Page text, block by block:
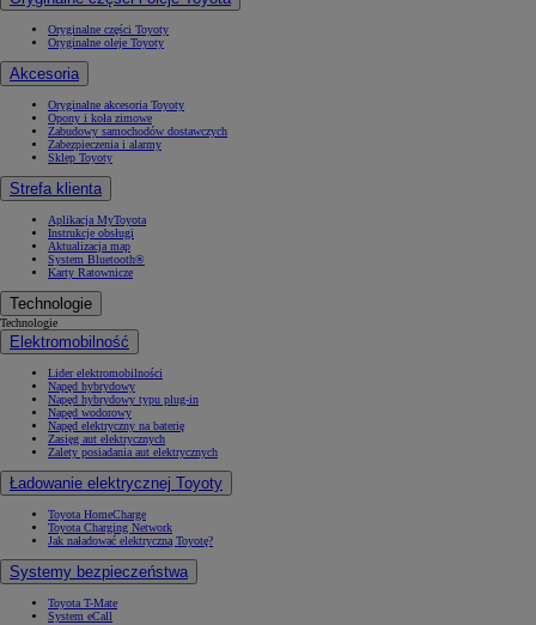
Oryginalne części Toyoty
Oryginalne oleje Toyoty
Akcesoria
Oryginalne akcesoria Toyoty
Opony i koła zimowe
Zabudowy samochodów dostawczych
Zabezpieczenia i alarmy
Sklep Toyoty
Strefa klienta
Aplikacja MyToyota
Instrukcje obsługi
Aktualizacja map
System Bluetooth®
Karty Ratownicze
Technologie
Technologie
Elektromobilność
Lider elektromobilności
Napęd hybrydowy
Napęd hybrydowy typu plug-in
Napęd wodorowy
Napęd elektryczny na baterię
Zasięg aut elektrycznych
Zalety posiadania aut elektrycznych
Ładowanie elektrycznej Toyoty
Toyota HomeCharge
Toyota Charging Network
Jak naładować elektryczną Toyotę?
Systemy bezpieczeństwa
Toyota T-Mate
System eCall